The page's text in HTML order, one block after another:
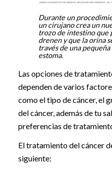
Durante un
un cirujano crea un
trozo de intestino que
drenen y que la orina
través de una
estoma.
Las opciones de
dependen de varios
como el tipo de cáncer, el
del cáncer, además de tu
preferencias de
El tratamiento del cáncer
siguiente: